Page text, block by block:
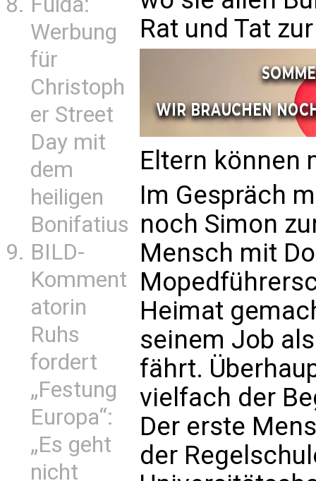
Werbung
für
Christoph
er Street
Day mit
dem
heiligen
Bonifatius
BILD-
Komment
atorin
Ruhs
fordert
„Festung
Europa“:
„Es geht
nicht
Rat und Tat
Eltern können
Im Gespräch
noch Simon
Mensch mit
Heimat
seinem Job
fährt.
vielfach der
Der erste
der